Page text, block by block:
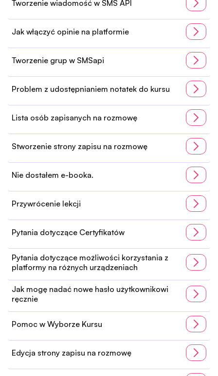
Tworzenie wiadomość w SMS API
Jak włączyć opinie na platformie
Tworzenie grup w SMSapi
Problem z udostępnianiem notatek do kursu
Lista osób zapisanych na rozmowę
Stworzenie strony zapisu na rozmowę
Nie dostałem e-booka.
Przywrócenie lekcji
Pytania dotyczące Certyfikatów
Pytania dotyczące możliwości korzystania z
platformy na różnych urządzeniach
Jak mogę nadać nowe hasło użytkownikowi
ręcznie
Pomoc w Wyborze Kursu
Edycja strony zapisu na rozmowę